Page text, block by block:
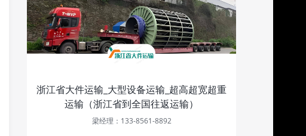
浙江省大件运输_大型设备运输_超高超宽超重
运输（浙江省到全国往返运输）
梁经理：133-8561-8892